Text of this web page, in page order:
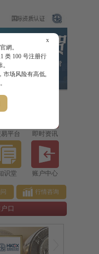
x
網。
类 100 号注册行
市场风险有高低,
平台 即时资讯
识堂 账户中心
行情咨询
口